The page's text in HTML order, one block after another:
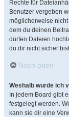
Rechte für
Benutzer vergeben
möglicherweise
dem du deinen
dürfen Dateien
du dir nicht sicher
Nach oben
Weshalb wurde ich
In jedem Board gibt
festgelegt werden.
kann sie dir eine